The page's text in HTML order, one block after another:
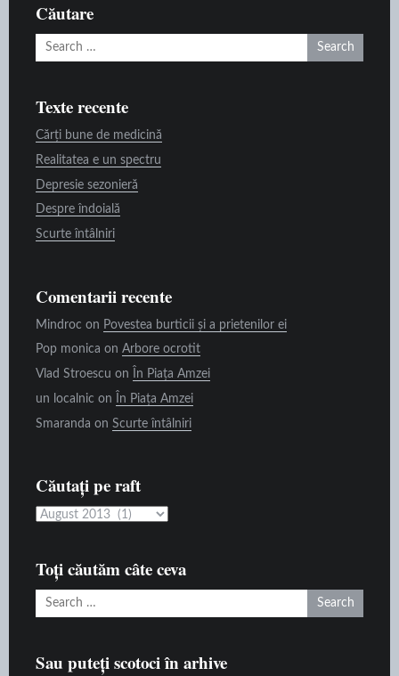
Căutare
Search
Texte recente
Cărți bune de medicină
Realitatea e un spectru
Depresie sezonieră
Despre îndoială
Scurte întâlniri
Comentarii recente
Mindroc on Povestea burticii și a prietenilor ei
Pop monica on Arbore ocrotit
Vlad Stroescu on
În Piața Amzei
un localnic on
În Piața Amzei
Smaranda on Scurte întâlniri
Căutați pe raft
Căutați
Toți căutăm câte ceva
Search
Sau puteți scotoci în arhive